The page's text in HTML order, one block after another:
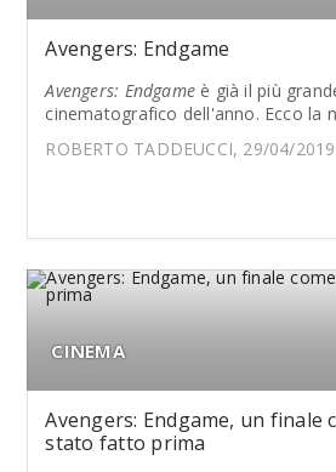
Avengers: Endgame
Avengers: Endgameè già il più
cinematografico dell'anno. Ecco la
ROBERTO TADDEUCCI, 29/04/2019
CINEMA
Avengers: Endgame, un finale
stato fatto prima